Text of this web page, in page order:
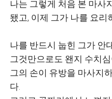
나는 그렇게 처음 본 마사
됐고, 이제 그가 나를 요리
나를 반드시 눕힌 그가 안
그것만으로도 왠지 수치
그의 손이 유방을 마사지
다.